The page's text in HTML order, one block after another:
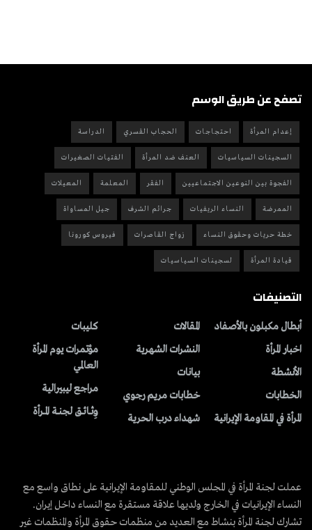
تصفح عن طريق الوسم
إعدام المرأة احتجاجات الحجاب القسري الدراسة
السجينات السياسيات العنف ضد المرأة الفتيات الصغيرات
الفجوة بين النوعين الاجتماعيين الفقر المعلمة المعيلات
الممرضة النساء الريفيات جرائم الشرف جيل المساواة
خطة حريات وحقوق النساء زواج القاصرات فيروس كورونا
قيادة المرأة لسجينات السياسيات
التصنيفات
أبطال مكبلون بالأصفاد
اخبار المرأة
الأنشطة
الخطابات
المرأة في المقاومة الإيرانية
المقالات
النشرات الشهریة
بیانات
خطابات مريم رجوي
شهداء درب الحرية
کلیبات
مؤتمرات يوم المرأة
العالمي
مراجع ليبيرالية
وِثــائــق لجنــة المــرأة
عملت لجنة المرأة في المجلس الوطني للمقاومة الإيرانية على نطاق واسع مع
النساء الإيرانيات في الخارج ولديها علاقة مستقرة مع النساء داخل إيران.
تشارك لجنة المرأة بنشاط مع العديد من منظمات حقوق المرأة والمنظمات غير